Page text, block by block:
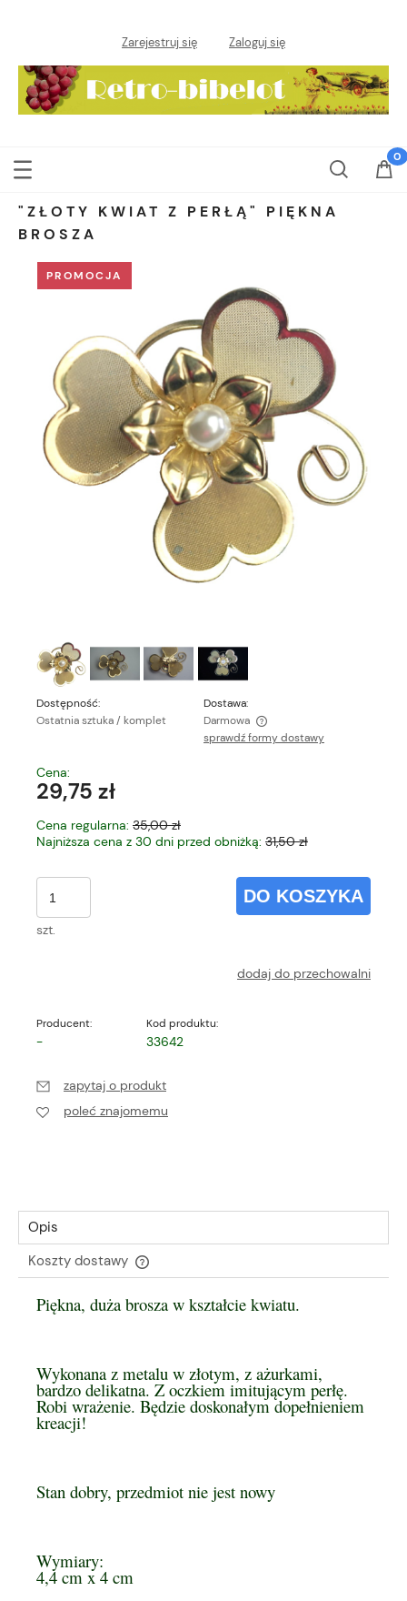
Zarejestruj się Zaloguj się
"ZŁOTY KWIAT Z PERŁĄ" PIĘKNA
BROSZA
PROMOCJA
Dostępność:
Ostatnia sztuka / komplet
Dostawa:
Darmowa
Cena nie zawiera ewentualnych kosztów płatności
sprawdź formy dostawy
Cena:
29,75 zł
Cena regularna: 35,00 zł
Najniższa cena z 30 dni przed obniżką: 31,50 zł
szt.
DO KOSZYKA
dodaj do przechowalni
Producent:
-
Kod produktu:
33642
zapytaj o produkt
poleć znajomemu
Opis
Koszty dostawy
Cena nie zawiera ewentualnych kosztów płatności
Piękna, duża brosza w kształcie kwiatu.
Wykonana z metalu w złotym, z ażurkami,
bardzo delikatna. Z oczkiem imitującym perłę.
Robi wrażenie. Będzie doskonałym dopełnieniem
kreacji!
Stan dobry, przedmiot nie jest nowy
Wymiary:
4,4 cm x 4 cm